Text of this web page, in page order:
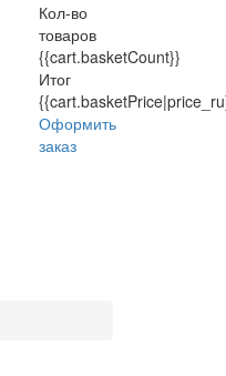
Кол-во
товаров
{{cart.basketCount}}
Итог
Оформить
заказ